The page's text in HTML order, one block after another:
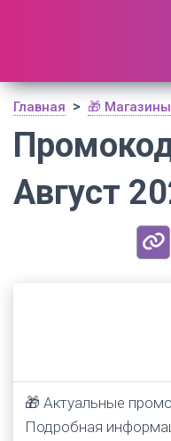
Главная > 🎁 Магазины
Август
🎁 Актуальные
Подробная